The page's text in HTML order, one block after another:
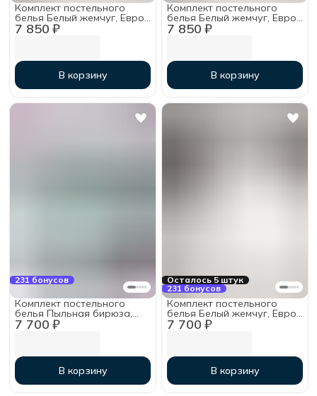
7 850 ₽
Комплект постельного
белья Белый жемчуг, Евро
с простыней на резинке
180х200х30, тенсель
В корзину
7 850 ₽
Комплект постельного
белья Белый жемчуг, Евро
с простыней на резинке
160х200х30, тенсель
В корзину
231 бонусов
7 700 ₽
Комплект постельного
белья Пыльная бирюза,
Евро, тенсель
В корзину
Осталось 5 штук
231 бонусов
7 700 ₽
Комплект постельного
белья Белый жемчуг, Евро,
тенсель
В корзину